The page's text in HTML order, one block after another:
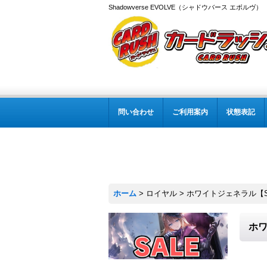
Shadowverse EVOLVE（シャドウバース エボルヴ
問い合わせ ご利用案内 状態表記
ホーム > ロイヤル > ホワイトジェネラル【
ホ